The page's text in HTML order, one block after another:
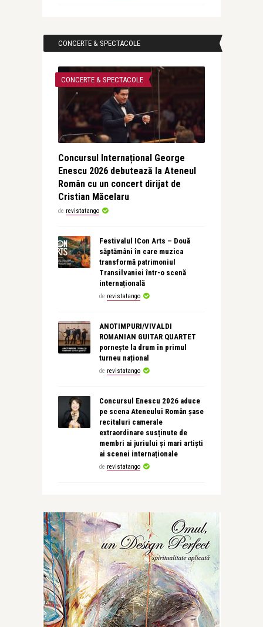
CONCERTE & SPECTACOLE
CONCERTE & SPECTACOLE
Concursul Internațional George
Enescu 2026 debutează la Ateneul
Român cu un concert dirijat de
Cristian Măcelaru
de revistatango
Festivalul ICon Arts – Două
săptămâni în care muzica
transformă patrimoniul
Transilvaniei într-o scenă
internațională
de revistatango
ANOTIMPURI/VIVALDI
ROMANIAN GUITAR QUARTET
pornește la drum în primul
turneu național
de revistatango
Concursul Enescu 2026 aduce
pe scena Ateneului Român șase
recitaluri camerale
extraordinare susținute de
membri ai juriului și mari artiști
ai scenei internaționale
de revistatango